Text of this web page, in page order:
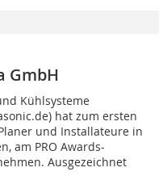
GmbH
Kühlsysteme
hat zum ersten
und Installateure in
am PRO Awards-
Ausgezeichnet